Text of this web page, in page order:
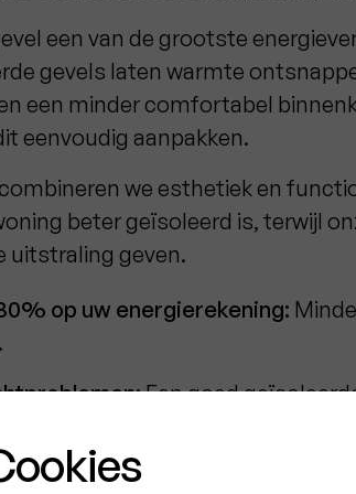
een van de grootste
gevels laten warmte
een minder comfortabel
eenvoudig aanpakken.
we esthetiek en
beter geïsoleerd is, terwijl
uitstraling geven.
op uw energierekening:
Een goed
gezond binnenklimaat.
van uw woning:
Een